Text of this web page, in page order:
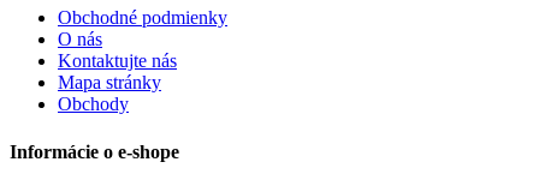
Obchodné podmienky
O nás
Kontaktujte nás
Mapa stránky
Obchody
Informácie o e-shope